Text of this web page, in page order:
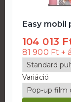
Easy mobil
104 013
81 900 Ft
Variáció